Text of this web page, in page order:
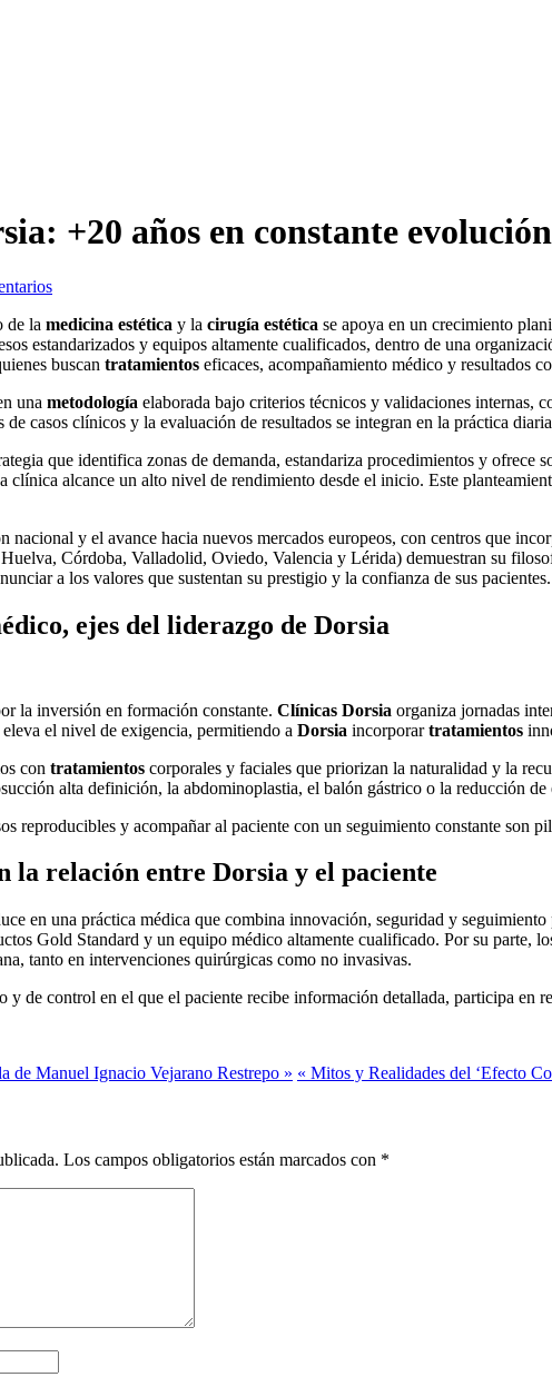
+20 años en constante
de la medicina estética y la cirugía estética se apoya en un crecimiento
estandarizados y equipos altamente cualificados, dentro de una
buscan tratamientos eficaces, acompañamiento médico y resultados
una metodología elaborada bajo criterios técnicos y validaciones internas,
casos clínicos y la evaluación de resultados se integran en la práctica
que identifica zonas de demanda, estandariza procedimientos y ofrece
clínica alcance un alto nivel de rendimiento desde el inicio. Este
nacional y el avance hacia nuevos mercados europeos, con centros que
Córdoba, Valladolid, Oviedo, Valencia y Lérida) demuestran su
a los valores que sustentan su prestigio y la confianza de sus pacientes.
ejes del liderazgo de Dorsia
la inversión en formación constante. Clínicas Dorsia organiza jornadas
el nivel de exigencia, permitiendo a Dorsia incorporartratamientos
con tratamientos corporales y faciales que priorizan la naturalidad y la
alta definición, la abdominoplastia, el balón gástrico o la reducción de
reproducibles y acompañar al paciente con un seguimiento constante son
la relación entre Dorsia y el paciente
en una práctica médica que combina innovación, seguridad y
Gold Standard y un equipo médico altamente cualificado. Por su parte,
tanto en intervenciones quirúrgicas como no invasivas.
y de control en el que el paciente recibe información detallada, participa en
de Manuel Ignacio Vejarano Restrepo » « Mitos y Realidades del ‘Efecto
Los campos obligatorios están marcados con *